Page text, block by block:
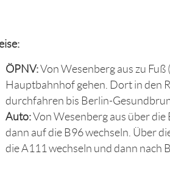
ÖPNV:Von Wesenberg aus zu
Hauptbahnhof gehen. Dort in den
durchfahren bis Berlin-
Auto:Von Wesenberg aus über
dann auf die B96 wechseln. Über
die A111 wechseln und dann nach